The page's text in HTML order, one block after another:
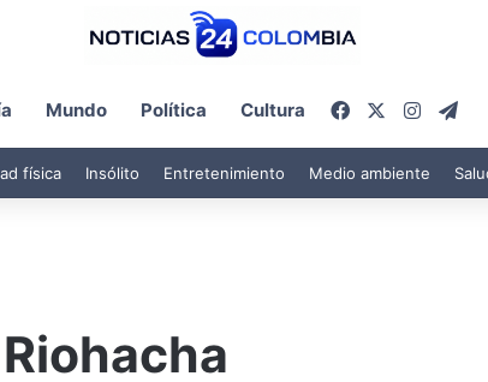
Mundo Política Cultura Facebook
física Insólito Entretenimiento Medio ambiente